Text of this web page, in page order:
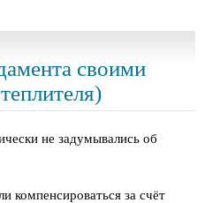
своими
не задумывались об
компенсироваться за счёт